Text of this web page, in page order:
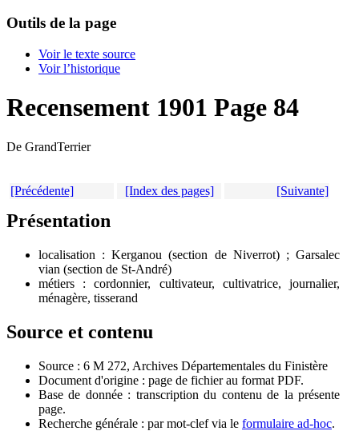
Outils de la page
Voir le texte source
Voir l’historique
Recensement 1901 Page 84
De GrandTerrier
[Précédente] [Index des pages] [Suivante]
Présentation
localisation : Kerganou (section de Niverrot) ; Garsalec
vian (section de St-André)
métiers : cordonnier, cultivateur, cultivatrice, journalier,
ménagère, tisserand
Source et contenu
Source : 6 M 272, Archives Départementales du Finistère
Document d'origine : page de fichier au format PDF.
Base de donnée : transcription du contenu de la présente
page.
Recherche générale : par mot-clef via le formulaire ad-hoc.